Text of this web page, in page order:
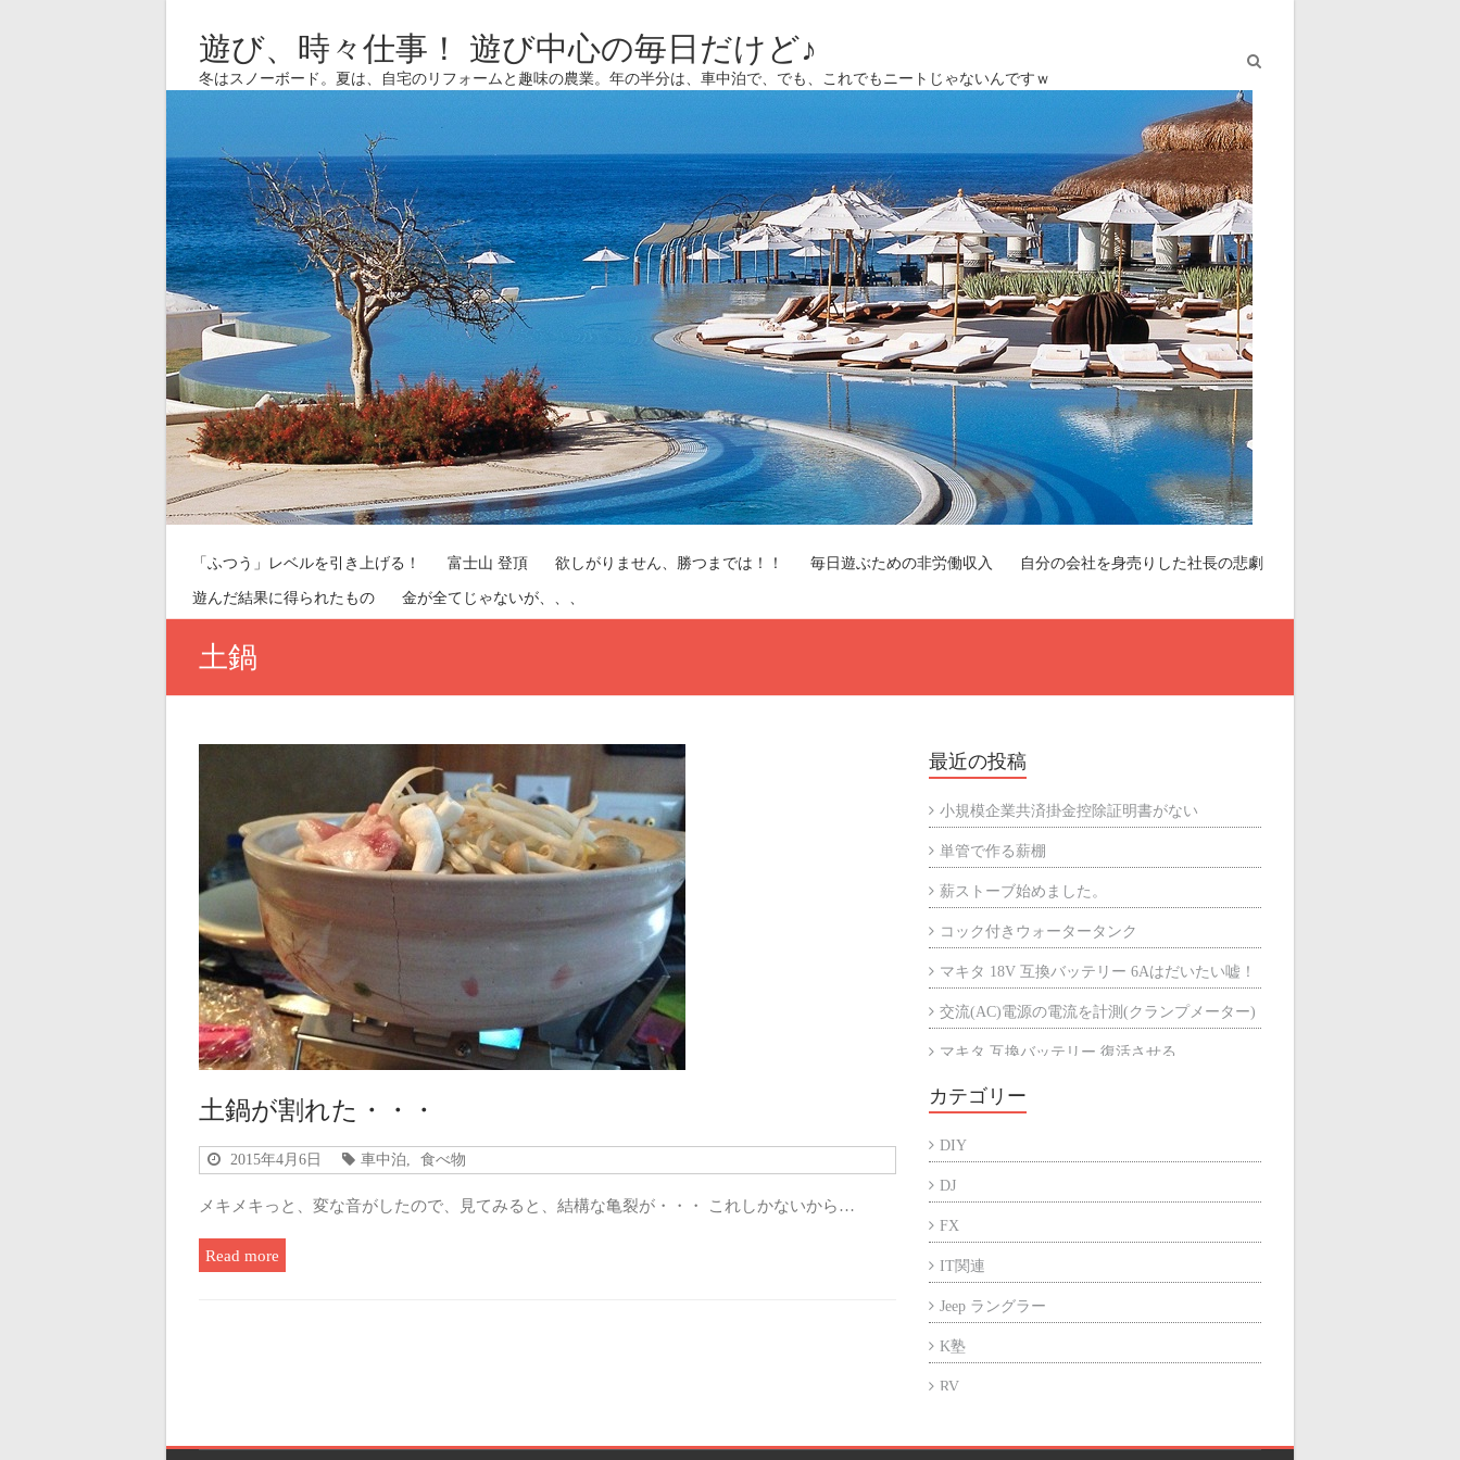
遊び、時々仕事！ 遊び中心の毎日だけど♪
冬はスノーボード。夏は、自宅のリフォームと趣味の農業。年の半分は、車中泊で、でも、これでもニートじゃないんですｗ
「ふつう」レベルを引き上げる！ 富士山 登頂 欲しがりません、勝つまでは！！ 毎日遊ぶための非労働収入 自分の会社を身売りした社長の悲劇
遊んだ結果に得られたもの 金が全てじゃないが、、、
土鍋
土鍋が割れた・・・
2015年4月6日 車中泊 食べ物
メキメキっと、変な音がしたので、見てみると、結構な亀裂が・・・ これしかないから…
Read more
最近の投稿
小規模企業共済掛金控除証明書がない
単管で作る薪棚
薪ストーブ始めました。
コック付きウォータータンク
マキタ 18V 互換バッテリー 6Aはだいたい嘘！
交流(AC)電源の電流を計測(クランプメーター)
マキタ 互換バッテリー 復活させる
マキタ 互換バッテリーが充電できない
カテゴリー
DIY
DJ
FX
IT関連
Jeep ラングラー
K塾
RV